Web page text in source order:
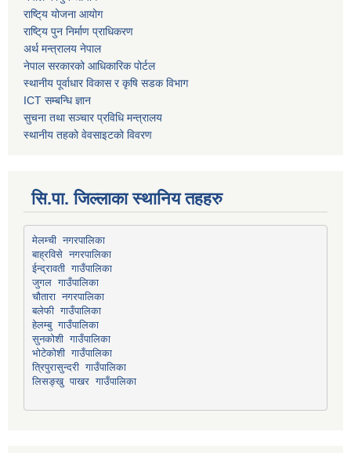
राष्टि्य योजना आयोग
राष्टि्य पुन निर्माण प्राधिकरण
अर्थ मन्त्रालय नेपाल
नेपाल सरकारको आधिकारिक पोर्टल
स्थानीय पूर्वाधार विकास र कृषि सडक विभाग
ICT सम्बन्धि ज्ञान
सुचना तथा सञ्चार प्रविधि मन्त्रालय
स्थानीय तहको वेवसाइटको विवरण
सि.पा. जिल्लाका स्थानिय तहहरु
मेलम्ची नगरपालिका
बाह्रविसे नगरपालिका
ईन्द्रावती गाउँपालिका
जुगल गाउँपालिका
चौतारा नगरपालिका
बलेफी गाउँपालिका
हेलम्बु गाउँपालिका
सुनकोशी गाउँपालिका
भोटेकोशी गाउँपालिका
त्रिपुरासुन्दरी गाउँपालिका
लिसङ्खु पाखर गाउँपालिका